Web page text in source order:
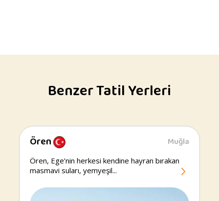
Benzer Tatil Yerleri
Ören
Ören Muğla
Ören, Ege’nin herkesi kendine hayran bırakan
masmavi suları, yemyeşil...